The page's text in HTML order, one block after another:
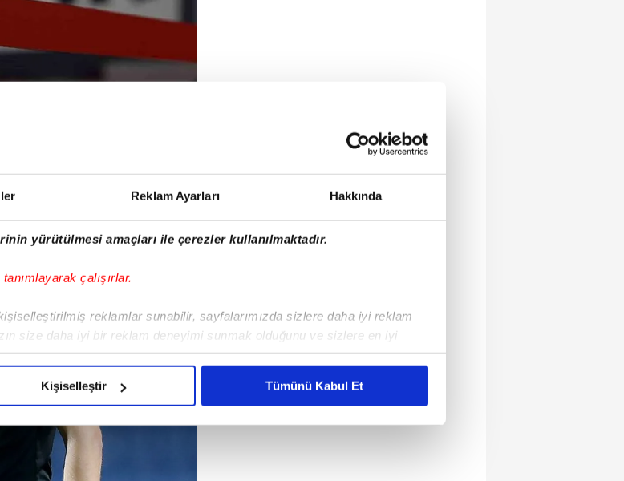
Reklam Ayarları Hakkında
yürütülmesi amaçları ile çerezler kullanılmaktadır.
çalışırlar.
reklamlar sunabilir, sayfalarımızda sizlere daha iyi reklam
size daha iyi bir reklam deneyimi sunmak olduğunu ve sizlere en iyi
gösterdiğimizi ve bu noktada, reklamların maliyetlerimizi karşılamak
Sitemizde kendimize ve üçüncü kişilere ait çerezler kullanılmaktadır. Bu
olup gerekli olan çerezler bilgi toplumu hizmetlerinin sunulması
Kişiselleştir Tümünü Kabul Et
olarak müsabaka
bir dinlenme süresinin